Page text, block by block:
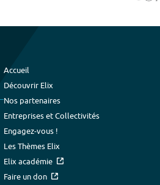
Accueil
Découvrir Elix
Nos partenaires
Entreprises et Collectivités
Engagez-vous !
Les Thèmes Elix
Elix académie
Faire un don